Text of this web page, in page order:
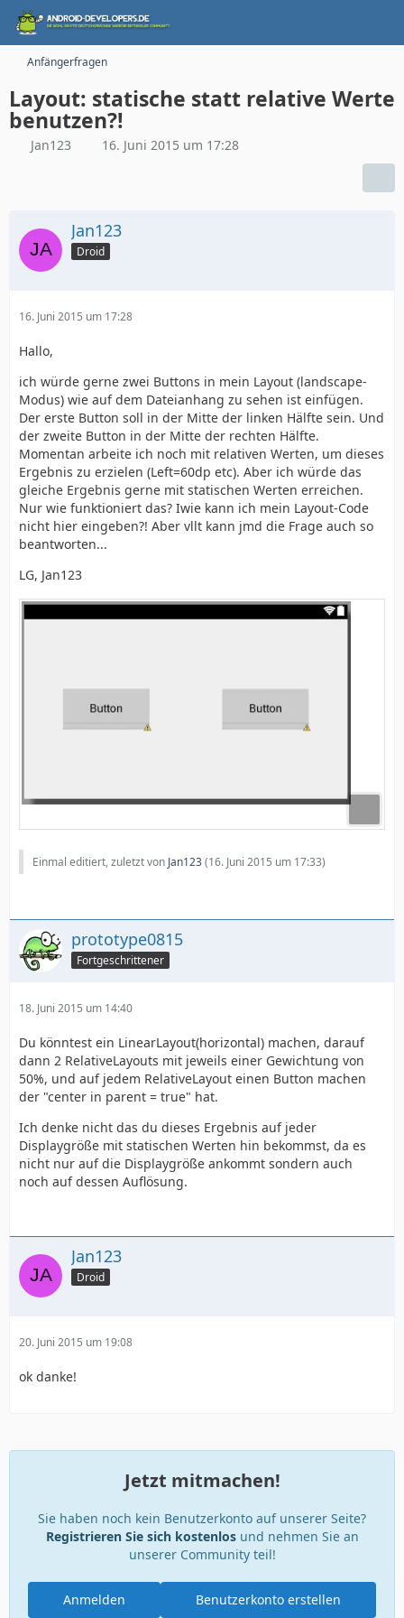
Anfängerfragen
Layout: statische statt relative Werte
benutzen?!
Jan123 16. Juni 2015 um 17:28
Jan123
Droid
16. Juni 2015 um 17:28
Hallo,
ich würde gerne zwei Buttons in mein Layout (landscape-
Modus) wie auf dem Dateianhang zu sehen ist einfügen.
Der erste Button soll in der Mitte der linken Hälfte sein. Und
der zweite Button in der Mitte der rechten Hälfte.
Momentan arbeite ich noch mit relativen Werten, um dieses
Ergebnis zu erzielen (Left=60dp etc). Aber ich würde das
gleiche Ergebnis gerne mit statischen Werten erreichen.
Nur wie funktioniert das? Iwie kann ich mein Layout-Code
nicht hier eingeben?! Aber vllt kann jmd die Frage auch so
beantworten...
LG, Jan123
Einmal editiert, zuletzt von Jan123(16. Juni 2015 um 17:33)
prototype0815
Fortgeschrittener
18. Juni 2015 um 14:40
Du könntest ein LinearLayout(horizontal) machen, darauf
dann 2 RelativeLayouts mit jeweils einer Gewichtung von
50%, und auf jedem RelativeLayout einen Button machen
der "center in parent = true" hat.
Ich denke nicht das du dieses Ergebnis auf jeder
Displaygröße mit statischen Werten hin bekommst, da es
nicht nur auf die Displaygröße ankommt sondern auch
noch auf dessen Auflösung.
Jan123
Droid
20. Juni 2015 um 19:08
ok danke!
Jetzt mitmachen!
Sie haben noch kein Benutzerkonto auf unserer Seite?
Registrieren Sie sich kostenlosund nehmen Sie an
unserer Community teil!
Benutzerkonto erstellen
Anmelden